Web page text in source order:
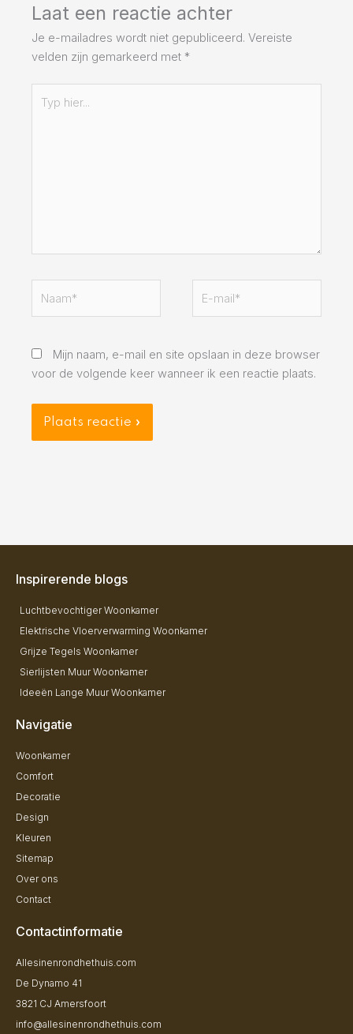
Laat een reactie achter
Je e-mailadres wordt niet gepubliceerd. Vereiste
velden zijn gemarkeerd met *
hier...
mail*
Mijn naam, e-mail en site opslaan in deze browser
voor de volgende keer wanneer ik een reactie plaats.
Inspirerende blogs
Luchtbevochtiger Woonkamer
Elektrische Vloerverwarming Woonkamer
Grijze Tegels Woonkamer
Sierlijsten Muur Woonkamer
Ideeën Lange Muur Woonkamer
Navigatie
Woonkamer
Comfort
Decoratie
Design
Kleuren
Sitemap
Over ons
Contact
Contactinformatie
Allesinenrondhethuis.com
De Dynamo 41
3821 CJ Amersfoort
info@allesinenrondhethuis.com